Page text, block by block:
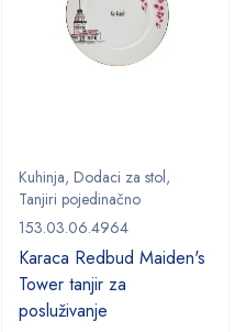
Kuhinja, Dodaci za stol,
Tanjiri pojedinačno
153.03.06.4964
Karaca Redbud Maiden's
Tower tanjir za
posluživanje